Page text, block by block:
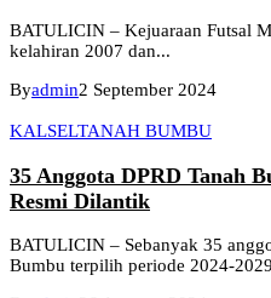
BATULICIN – Kejuaraan Futsal
kelahiran 2007 dan...
Byadmin2 September 2024
KALSELTANAH BUMBU
35 Anggota DPRD Tanah
Resmi Dilantik
BATULICIN – Sebanyak 35
Bumbu terpilih periode 2024-